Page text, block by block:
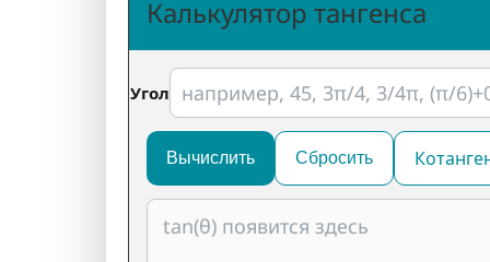
Калькулятор тангенса
Угол
Вычислить Сбросить